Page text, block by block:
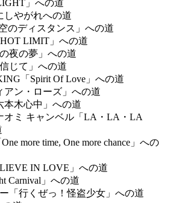
」への道
しやがれへの道
のディスタンス」への道
HOT LIMIT」への道
夜の夢」への道
じて」への道
「Spirit Of Love」への道
アン・ローズ」への道
本木心中」への道
オミ キャンベル「LA・LA・LA
more time, One more chance」への
IN LOVE」への道
Carnival」への道
「行くぜっ！怪盗少女」への道